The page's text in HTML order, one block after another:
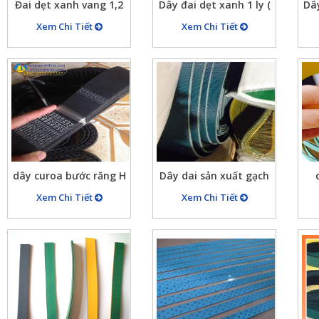
Đai dẹt xanh vang 1,2
mm (dây xanh vang 1.2
mm dây dai bản dẹt
1,5mm)
Xem Chi Tiết
Dây đai dẹt xanh 1 ly (
dây dai det xanh sẫm 1
mm, dây đai dẹt 1 li
xanh sẫm, dây curoa
xanh 1 ly,2ly…)
Xem Chi Tiết
dây curoa bước răng H
Xem Chi Tiết
Dây dai sản xuất gạch
men
Xem Chi Tiết